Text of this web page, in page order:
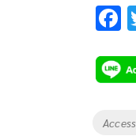
F
e
b
o
Tags